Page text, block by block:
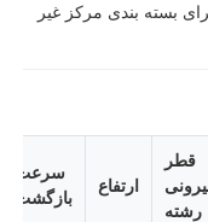
بسته بندی مرکز غیر
قطر
رشته
ارتفاع
سرعت
بازگشت